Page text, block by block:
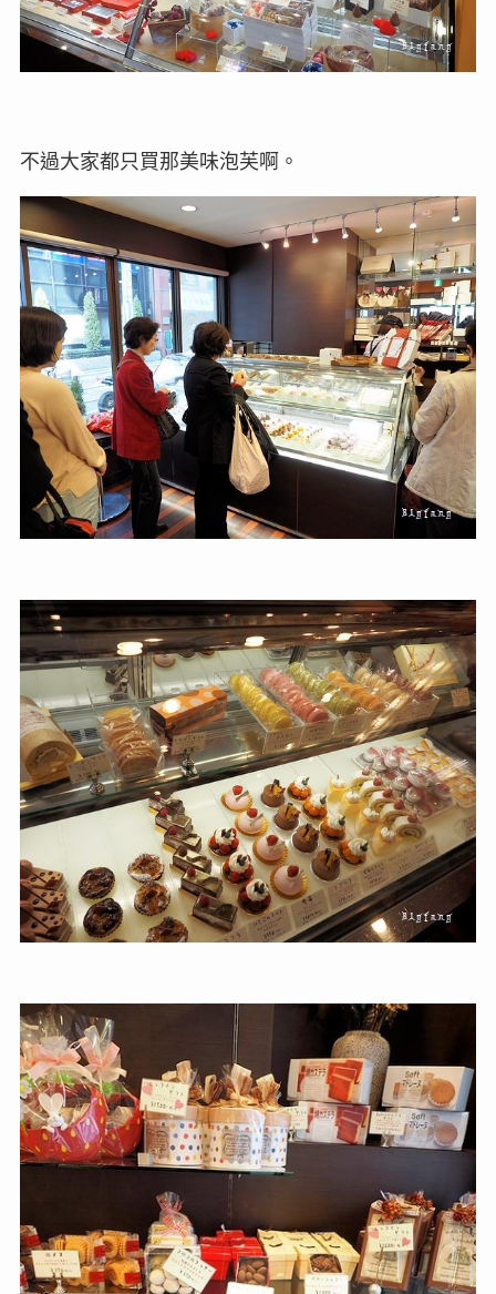
不過大家都只買那美味泡芙啊。